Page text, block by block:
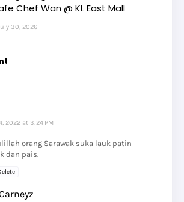
Chef Wan @ KL East Mall
30, 2026
2022 at 3:24 PM
orang Sarawak suka lauk patin
dan pais.